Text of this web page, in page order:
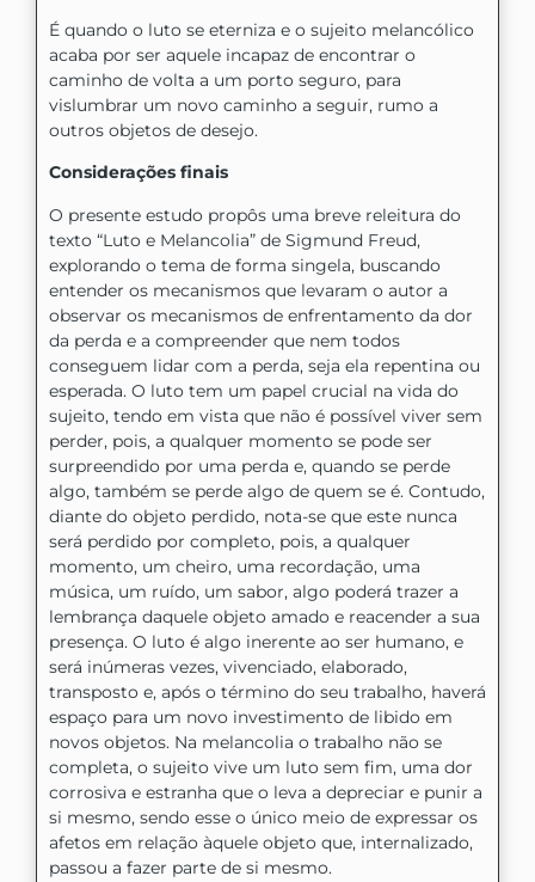
É quando o luto se eterniza e o sujeito melancólico
acaba por ser aquele incapaz de encontrar o
caminho de volta a um porto seguro, para
vislumbrar um novo caminho a seguir, rumo a
outros objetos de desejo.
Considerações finais
O presente estudo propôs uma breve releitura do
texto “Luto e Melancolia” de Sigmund Freud,
explorando o tema de forma singela, buscando
entender os mecanismos que levaram o autor a
observar os mecanismos de enfrentamento da dor
da perda e a compreender que nem todos
conseguem lidar com a perda, seja ela repentina ou
esperada. O luto tem um papel crucial na vida do
sujeito, tendo em vista que não é possível viver sem
perder, pois, a qualquer momento se pode ser
surpreendido por uma perda e, quando se perde
algo, também se perde algo de quem se é. Contudo,
diante do objeto perdido, nota-se que este nunca
será perdido por completo, pois, a qualquer
momento, um cheiro, uma recordação, uma
música, um ruído, um sabor, algo poderá trazer a
lembrança daquele objeto amado e reacender a sua
presença. O luto é algo inerente ao ser humano, e
será inúmeras vezes, vivenciado, elaborado,
transposto e, após o término do seu trabalho, haverá
espaço para um novo investimento de libido em
novos objetos. Na melancolia o trabalho não se
completa, o sujeito vive um luto sem fim, uma dor
corrosiva e estranha que o leva a depreciar e punir a
si mesmo, sendo esse o único meio de expressar os
afetos em relação àquele objeto que, internalizado,
passou a fazer parte de si mesmo.